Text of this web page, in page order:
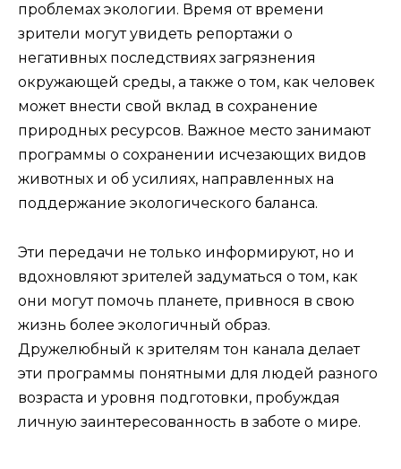
проблемах экологии. Время от времени
зрители могут увидеть репортажи о
негативных последствиях загрязнения
окружающей среды, а также о том, как человек
может внести свой вклад в сохранение
природных ресурсов. Важное место занимают
программы о сохранении исчезающих видов
животных и об усилиях, направленных на
поддержание экологического баланса.
Эти передачи не только информируют, но и
вдохновляют зрителей задуматься о том, как
они могут помочь планете, привнося в свою
жизнь более экологичный образ.
Дружелюбный к зрителям тон канала делает
эти программы понятными для людей разного
возраста и уровня подготовки, пробуждая
личную заинтересованность в заботе о мире.